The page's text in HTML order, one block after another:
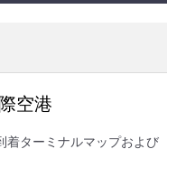
空港
着ターミナルマップおよび